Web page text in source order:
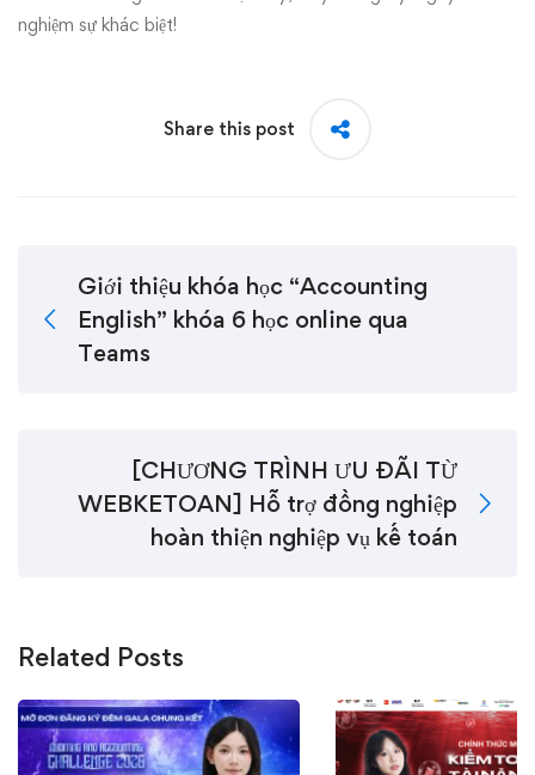
nghiệm sự khác biệt!
Share this post
Giới thiệu khóa học “Accounting
English” khóa 6 học online qua
Teams
[CHƯƠNG TRÌNH ƯU ĐÃI TỪ
WEBKETOAN] Hỗ trợ đồng nghiệp
hoàn thiện nghiệp vụ kế toán
Related Posts